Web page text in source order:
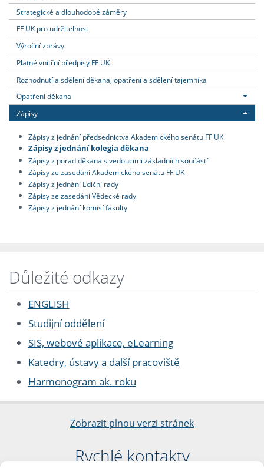
Strategické a dlouhodobé záměry
FF UK pro udržitelnost
Výroční zprávy
Platné vnitřní předpisy FF UK
Rozhodnutí a sdělení děkana, opatření a sdělení tajemníka
Opatření děkana
Zápisy
Zápisy z jednání předsednictva Akademického senátu FF UK
Zápisy z jednání kolegia děkana
Zápisy z porad děkana s vedoucími základních součástí
Zápisy ze zasedání Akademického senátu FF UK
Zápisy z jednání Ediční rady
Zápisy ze zasedání Vědecké rady
Zápisy z jednání komisí fakulty
Důležité odkazy
ENGLISH
Studijní oddělení
SIS, webové aplikace, eLearning
Katedry, ústavy a další pracoviště
Harmonogram ak. roku
Zobrazit plnou verzi stránek
Rychlé kontakty